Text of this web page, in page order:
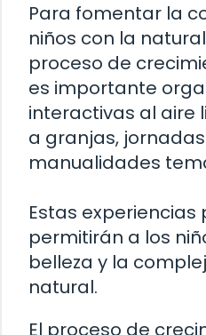
Para fomentar la
niños con la
proceso de
es importante
interactivas al aire
a granjas,
manualidades
Estas experiencias
permitirán a los
belleza y la
natural.
El proceso de